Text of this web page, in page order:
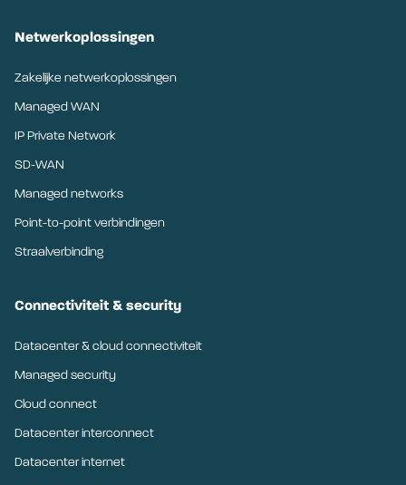
Netwerkoplossingen
Zakelijke netwerkoplossingen
Managed WAN
IP Private Network
SD-WAN
Managed networks
Point-to-point verbindingen
Straalverbinding
Connectiviteit & security
Datacenter & cloud connectiviteit
Managed security
Cloud connect
Datacenter interconnect
Datacenter internet